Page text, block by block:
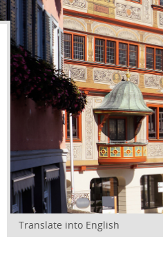
Translate into English